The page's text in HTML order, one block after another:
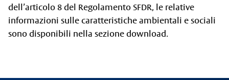
dell’articolo 8 del Regolamento SFDR, le relative
informazioni sulle caratteristiche ambientali e sociali
sono disponibili nella sezione download.